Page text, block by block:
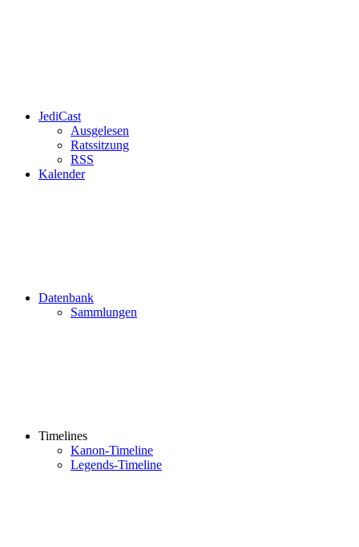
JediCast
Ausgelesen
Ratssitzung
RSS
Kalender
Datenbank
Sammlungen
Timelines
Kanon-Timeline
Legends-Timeline